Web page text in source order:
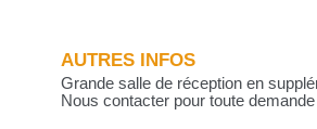
AUTRES INFOS
Grande salle de réception en
Nous contacter pour toute